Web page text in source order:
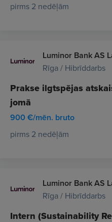
pirms 2 nedēļām
Luminor Bank AS
Rīga / Hibrīddarbs
Prakse ilgtspējas
jomā
900 €/mēn. bruto
pirms 2 nedēļām
Luminor Bank AS
Rīga / Hibrīddarbs
Intern (Sustainability